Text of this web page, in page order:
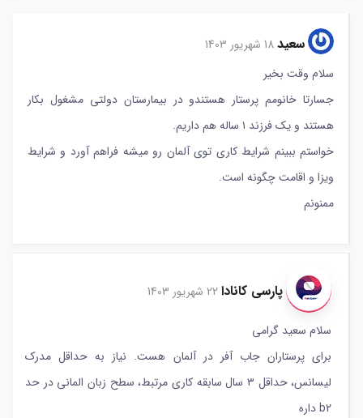
سعید18 شهریور 1403
سلام وقت بخیر
جسارتا خانومم پرستار هستندو در بیمارستان دولتی مشغول بکار
هستند و یک فرزند ۱ ساله هم داریم.
خواستم ببینم شرایط کاری توی آلمان رو میشه فراهم آورد و شرایط
ویزا و اقامت چگونه است.
ممنونم
پارسی کانادا22 شهریور 1403
سلام سعید گرامی
برای پرستاران جاب آفر در آلمان هست. نیاز به حداقل مدرک
لیسانس، حداقل ۳ سال سابقه کاری مرتبط، سطح زبان المانی در حد
b2 داره